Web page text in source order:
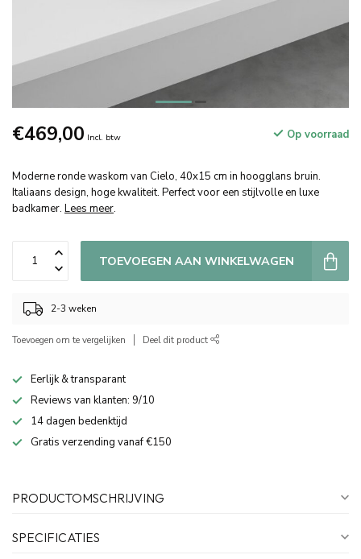
€469,00 Incl. btw Op voorraad
Moderne ronde waskom van Cielo, 40x15 cm in hoogglans bruin.
Italiaans design, hoge kwaliteit. Perfect voor een stijlvolle en luxe
badkamer. Lees meer.
TOEVOEGEN AAN WINKELWAGEN
2-3 weken
Toevoegen om te vergelijken Deel dit product
Eerlijk & transparant
Reviews van klanten: 9/10
14 dagen bedenktijd
Gratis verzending vanaf €150
PRODUCTOMSCHRIJVING
SPECIFICATIES